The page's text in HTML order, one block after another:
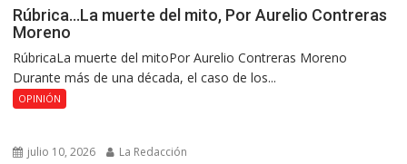
Rúbrica…La muerte del mito, Por Aurelio Contreras
Moreno
RúbricaLa muerte del mitoPor Aurelio Contreras Moreno
Durante más de una década, el caso de los...
OPINIÓN
julio 10, 2026 La Redacción